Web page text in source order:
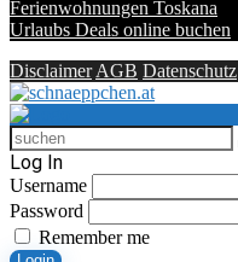
Ferienwohnungen Toskana
Urlaubs Deals online buchen
Disclaimer AGB Datenschutz
Log In
Username
Password
Remember me